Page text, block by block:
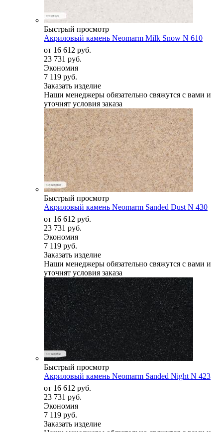
Быстрый просмотр
Акриловый камень Neomarm Milk Snow N 610
от 16 612 руб.
23 731 руб.
Экономия
7 119 руб.
Заказать изделие
Наши менеджеры обязательно свяжутся с вами и
уточнят условия заказа
Быстрый просмотр
Акриловый камень Neomarm Sanded Dust N 430
от 16 612 руб.
23 731 руб.
Экономия
7 119 руб.
Заказать изделие
Наши менеджеры обязательно свяжутся с вами и
уточнят условия заказа
Быстрый просмотр
Акриловый камень Neomarm Sanded Night N 423
от 16 612 руб.
23 731 руб.
Экономия
7 119 руб.
Заказать изделие